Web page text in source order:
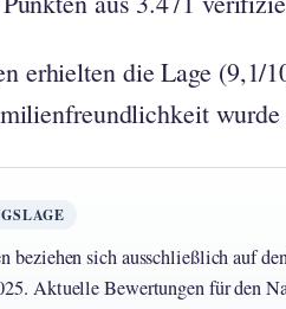
erhielten die Lage (9,1/
beziehen sich ausschließlich auf
Aktuelle Bewertungen für den